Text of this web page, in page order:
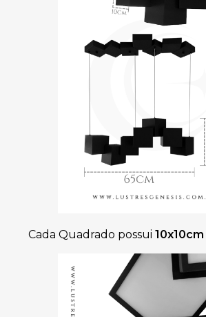
Cada Quadrado possui 10x10cm